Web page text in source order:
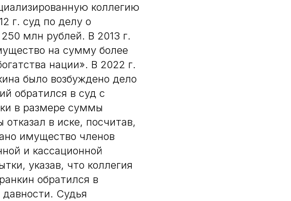
коллегию
г. суд по делу о
млн рублей. В 2013 г.
на сумму более
нации». В 2022 г.
было возбуждено дело
обратился в суд с
в размере суммы
в иске, посчитав,
имущество членов
и кассационной
указав, что коллегия
обратился в
давности. Судья